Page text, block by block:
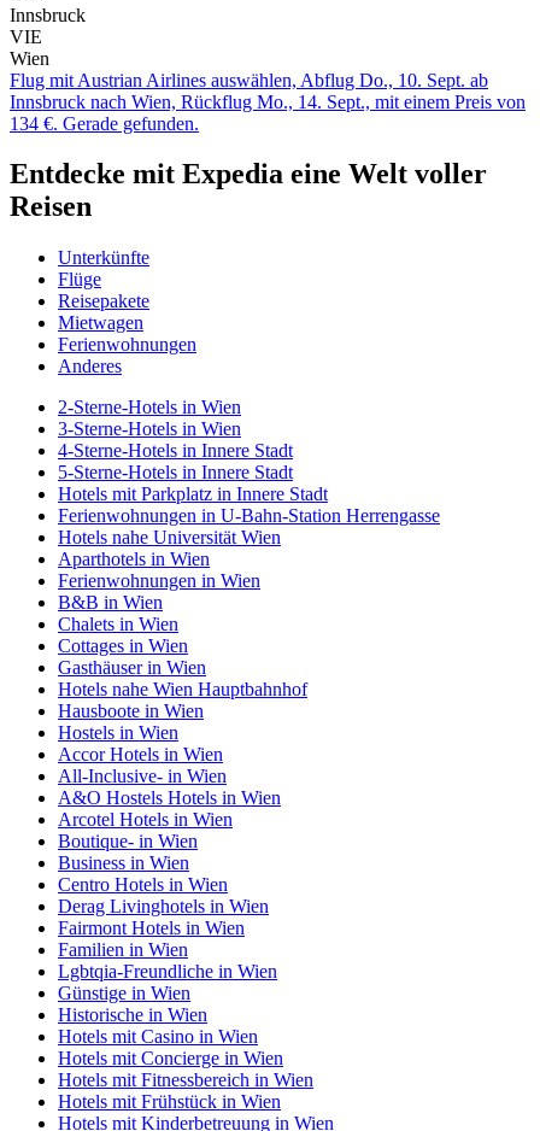
Innsbruck
VIE
Wien
Flug mit Austrian Airlines auswählen, Abflug Do., 10. Sept. ab
Innsbruck nach Wien, Rückflug Mo., 14. Sept., mit einem Preis von
134 €. Gerade gefunden.
Entdecke mit Expedia eine Welt voller
Reisen
Unterkünfte
Flüge
Reisepakete
Mietwagen
Ferienwohnungen
Anderes
2-Sterne-Hotels in Wien
3-Sterne-Hotels in Wien
4-Sterne-Hotels in Innere Stadt
5-Sterne-Hotels in Innere Stadt
Hotels mit Parkplatz in Innere Stadt
Ferienwohnungen in U-Bahn-Station Herrengasse
Hotels nahe Universität Wien
Aparthotels in Wien
Ferienwohnungen in Wien
B&B in Wien
Chalets in Wien
Cottages in Wien
Gasthäuser in Wien
Hotels nahe Wien Hauptbahnhof
Hausboote in Wien
Hostels in Wien
Accor Hotels in Wien
All-Inclusive- in Wien
A&O Hostels Hotels in Wien
Arcotel Hotels in Wien
Boutique- in Wien
Business in Wien
Centro Hotels in Wien
Derag Livinghotels in Wien
Fairmont Hotels in Wien
Familien in Wien
Lgbtqia-Freundliche in Wien
Günstige in Wien
Historische in Wien
Hotels mit Casino in Wien
Hotels mit Concierge in Wien
Hotels mit Fitnessbereich in Wien
Hotels mit Frühstück in Wien
Hotels mit Kinderbetreuung in Wien